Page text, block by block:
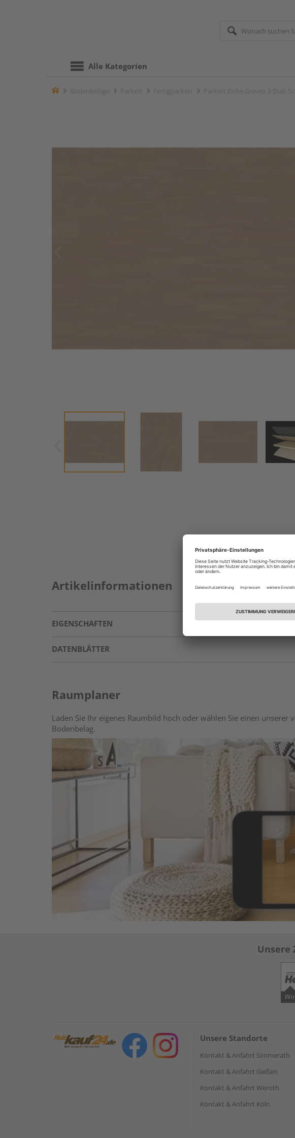
Alle Kategorien
Home
Artikelinformationen
EIGENSCHAFTEN
DATENBLÄTTER
Raumplaner
Laden Sie Ihr eigenes Raumbild hoch oder wählen Sie einen
Bodenbelag.
Unsere
Unsere Standorte
Kontakt & Anfahrt Simmerath
Kontakt & Anfahrt Gießen
Kontakt & Anfahrt Weroth
Kontakt & Anfahrt Köln